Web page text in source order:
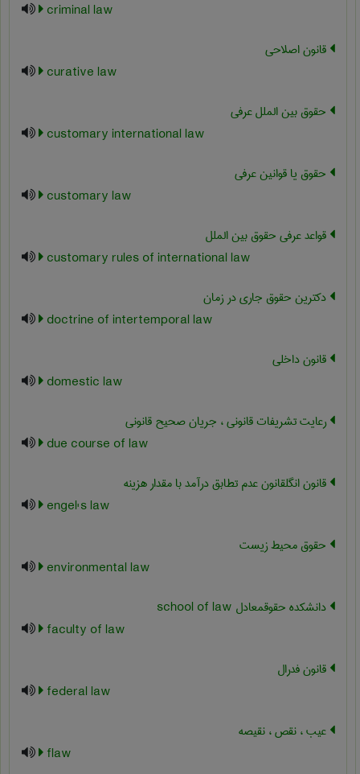
criminal law
قانون اصلاحی
curative law
حقوق بین الملل عرفی
customary international law
حقوق یا قوانین عرفی
customary law
قواعد عرفی حقوق بین الملل
customary rules of international law
دکترین حقوق جاری در زمان
doctrine of intertemporal law
قانون داخلی
domestic law
رعایت تشریفات قانونی ، جریان صحیح قانونی
due course of law
قانون انگلقانون عدم تطابق درآمد با مقدار هزینه
engel's law
حقوق محیط زیست
environmental law
دانشکده حقوقمعادل ‎school of law
faculty of law
قانون فدرال
federal law
عیب ، نقص ، نقیصه
flaw